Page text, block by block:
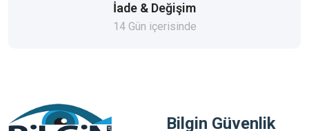
İade & Değişim
14 Gün içerisinde
Bilgin Güvenlik